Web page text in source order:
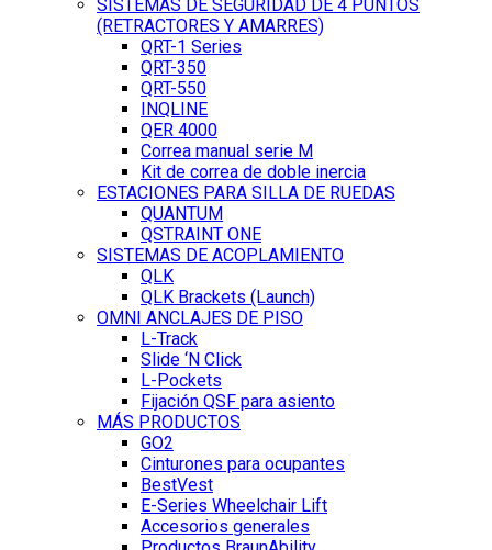
SISTEMAS DE SEGURIDAD DE 4 PUNTOS
(RETRACTORES Y AMARRES)
QRT-1 Series
QRT-350
QRT-550
INQLINE
QER 4000
Correa manual serie M
Kit de correa de doble inercia
ESTACIONES PARA SILLA DE RUEDAS
QUANTUM
QSTRAINT ONE
SISTEMAS DE ACOPLAMIENTO
QLK
QLK Brackets (Launch)
OMNI ANCLAJES DE PISO
L-Track
Slide ‘N Click
L-Pockets
Fijación QSF para asiento
MÁS PRODUCTOS
GO2
Cinturones para ocupantes
BestVest
E-Series Wheelchair Lift
Accesorios generales